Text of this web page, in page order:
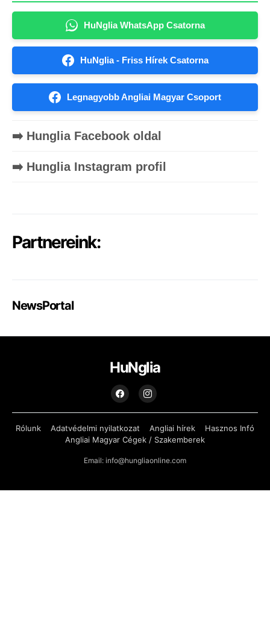
HuNglia WhatsApp Csatorna
HuNglia - Friss Hírek Csatorna
Legnagyobb Angliai Magyar Csoport
➡️ Hunglia Facebook oldal
➡️ Hunglia Instagram profil
Partnereink:
NewsPortal
HuNglia
Rólunk Adatvédelmi nyilatkozat Angliai hírek
Hasznos Infó
Angliai Magyar Cégek / Szakemberek
Email: info@hungliaonline.com